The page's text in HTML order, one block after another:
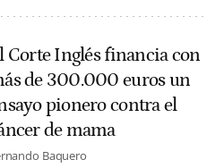
Corte Inglés financia con
de 300.000 euros un
pionero contra el
de mama
Baquero